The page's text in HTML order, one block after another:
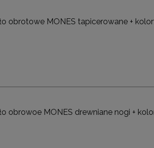
obrotowe MONES tapicerowane +
obrowoe MONES drewniane nogi +